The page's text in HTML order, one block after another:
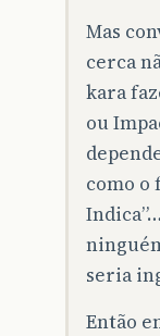
Mas
cerca
kara
ou
como o
seria
Então